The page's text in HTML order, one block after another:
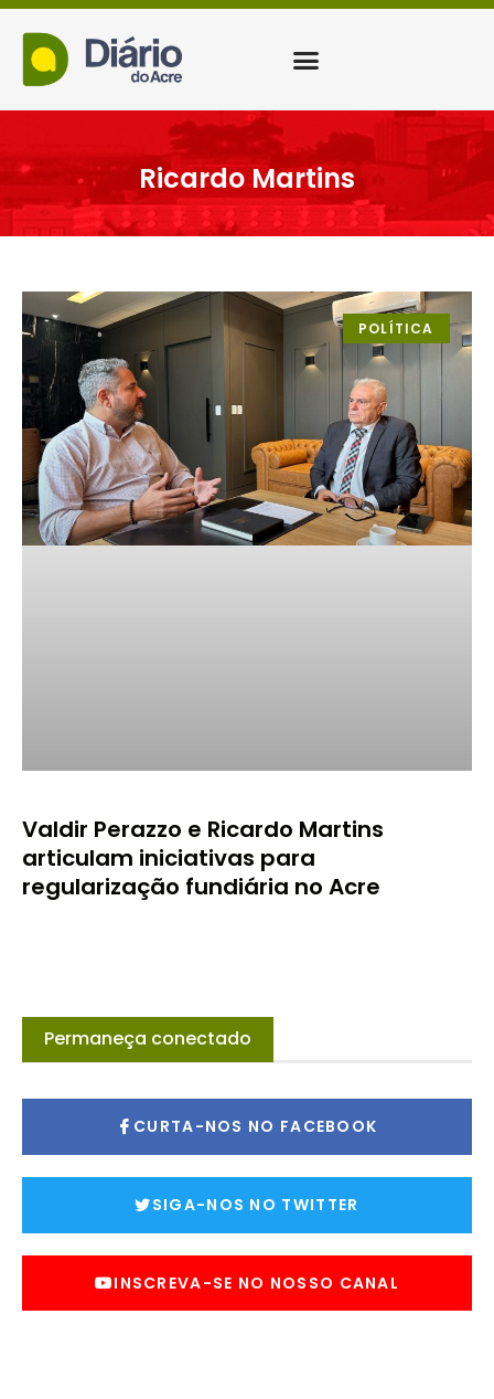
Ricardo Martins
POLÍTICA
Valdir Perazzo e Ricardo Martins
articulam iniciativas para
regularização fundiária no Acre
Permaneça conectado
CURTA-NOS NO FACEBOOK
SIGA-NOS NO TWITTER
INSCREVA-SE NO NOSSO CANAL